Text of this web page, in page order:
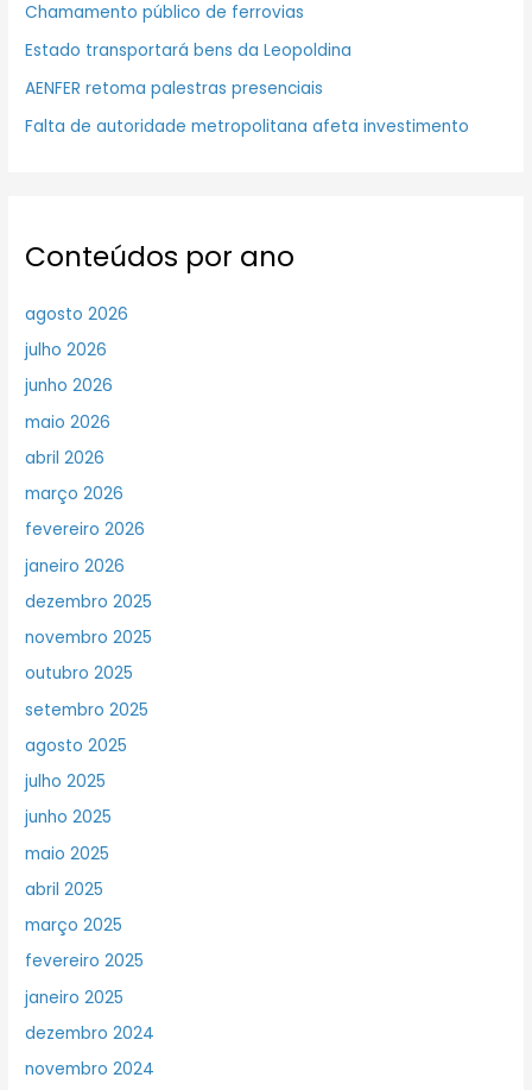
Chamamento público de ferrovias
Estado transportará bens da Leopoldina
AENFER retoma palestras presenciais
Falta de autoridade metropolitana afeta investimento
Conteúdos por ano
agosto 2026
julho 2026
junho 2026
maio 2026
abril 2026
março 2026
fevereiro 2026
janeiro 2026
dezembro 2025
novembro 2025
outubro 2025
setembro 2025
agosto 2025
julho 2025
junho 2025
maio 2025
abril 2025
março 2025
fevereiro 2025
janeiro 2025
dezembro 2024
novembro 2024